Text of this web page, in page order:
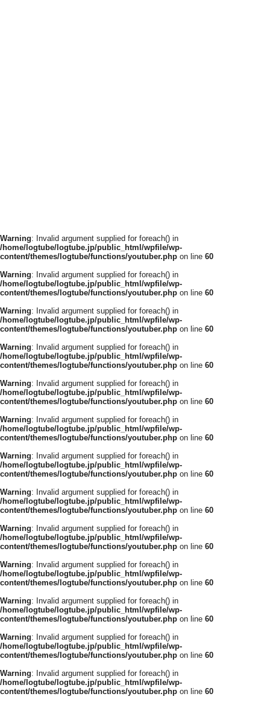
Warning: Invalid argument supplied for foreach() in
/home/logtube/logtube.jp/public_html/wpfile/wp-
content/themes/logtube/functions/youtuber.php on line 60
Warning: Invalid argument supplied for foreach() in
/home/logtube/logtube.jp/public_html/wpfile/wp-
content/themes/logtube/functions/youtuber.php on line 60
Warning: Invalid argument supplied for foreach() in
/home/logtube/logtube.jp/public_html/wpfile/wp-
content/themes/logtube/functions/youtuber.php on line 60
Warning: Invalid argument supplied for foreach() in
/home/logtube/logtube.jp/public_html/wpfile/wp-
content/themes/logtube/functions/youtuber.php on line 60
Warning: Invalid argument supplied for foreach() in
/home/logtube/logtube.jp/public_html/wpfile/wp-
content/themes/logtube/functions/youtuber.php on line 60
Warning: Invalid argument supplied for foreach() in
/home/logtube/logtube.jp/public_html/wpfile/wp-
content/themes/logtube/functions/youtuber.php on line 60
Warning: Invalid argument supplied for foreach() in
/home/logtube/logtube.jp/public_html/wpfile/wp-
content/themes/logtube/functions/youtuber.php on line 60
Warning: Invalid argument supplied for foreach() in
/home/logtube/logtube.jp/public_html/wpfile/wp-
content/themes/logtube/functions/youtuber.php on line 60
Warning: Invalid argument supplied for foreach() in
/home/logtube/logtube.jp/public_html/wpfile/wp-
content/themes/logtube/functions/youtuber.php on line 60
Warning: Invalid argument supplied for foreach() in
/home/logtube/logtube.jp/public_html/wpfile/wp-
content/themes/logtube/functions/youtuber.php on line 60
Warning: Invalid argument supplied for foreach() in
/home/logtube/logtube.jp/public_html/wpfile/wp-
content/themes/logtube/functions/youtuber.php on line 60
Warning: Invalid argument supplied for foreach() in
/home/logtube/logtube.jp/public_html/wpfile/wp-
content/themes/logtube/functions/youtuber.php on line 60
Warning: Invalid argument supplied for foreach() in
/home/logtube/logtube.jp/public_html/wpfile/wp-
content/themes/logtube/functions/youtuber.php on line 60